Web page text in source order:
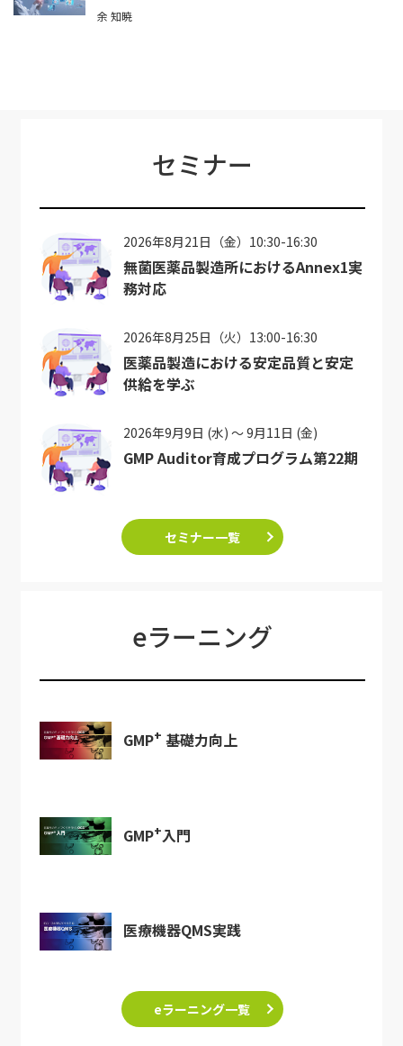
余 知暁
セミナー
2026年8月21日（金）10:30-16:30
無菌医薬品製造所におけるAnnex1実
務対応
2026年8月25日（火）13:00-16:30
医薬品製造における安定品質と安定
供給を学ぶ
2026年9月9日 (水) ～ 9月11日 (金)
GMP Auditor育成プログラム第22期
セミナー一覧
eラーニング
GMP+ 基礎力向上
GMP+入門
医療機器QMS実践
eラーニング一覧